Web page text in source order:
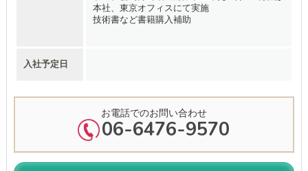
本社、東京オフィスにて実施
技術書など書籍購入補助
入社予定日
お電話でのお問い合わせ
06-6476-9570